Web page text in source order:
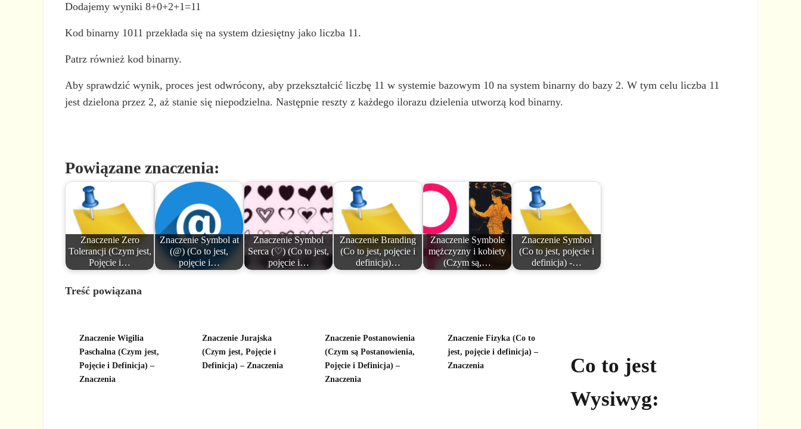
Dodajemy wyniki 8+0+2+1=11
Kod binarny 1011 przekłada się na system dziesiętny jako liczba 11.
Patrz również kod binarny.
Aby sprawdzić wynik, proces jest odwrócony, aby przekształcić liczbę 11 w systemie bazowym 10 na system binarny do bazy 2. W tym celu liczba 11
jest dzielona przez 2, aż stanie się niepodzielna. Następnie reszty z każdego ilorazu dzielenia utworzą kod binarny.
Powiązane znaczenia:
Znaczenie Zero
Tolerancji (Czym jest,
Pojęcie i…
Znaczenie Symbol at
(@) (Co to jest,
pojęcie i…
Znaczenie Symbol
Serca (♡) (Co to jest,
pojęcie i…
Znaczenie Branding
(Co to jest, pojęcie i
definicja)…
Znaczenie Symbole
mężczyzny i kobiety
(Czym są,…
Znaczenie Symbol
(Co to jest, pojęcie i
definicja) -…
Treść powiązana
Znaczenie Wigilia
Paschalna (Czym jest,
Pojęcie i Definicja) –
Znaczenia
Znaczenie Jurajska
(Czym jest, Pojęcie i
Definicja) – Znaczenia
Znaczenie Postanowienia
(Czym są Postanowienia,
Pojęcie i Definicja) –
Znaczenia
Znaczenie Fizyka (Co to
jest, pojęcie i definicja) –
Znaczenia
Co to jest
Wysiwyg: